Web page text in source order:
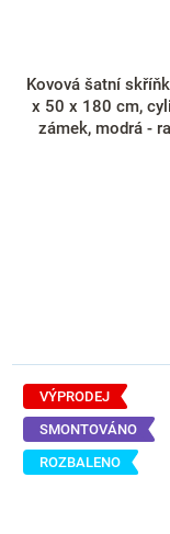
Kovová šatní
x 50 x 180 cm,
zámek, modrá -
VÝPRODEJ
ROZBALENO
SMONTOVÁNO